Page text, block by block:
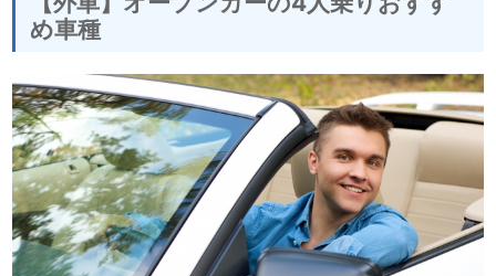
め車種